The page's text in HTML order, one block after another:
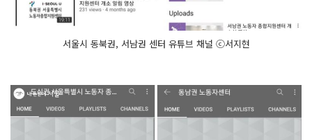
서울시 동북권, 서남권 센터 유튜브 채널 ⓒ서지현